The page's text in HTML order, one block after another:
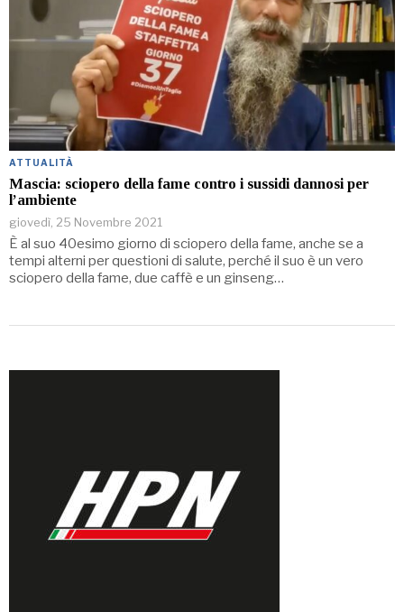
ATTUALITÀ
Mascia: sciopero della fame contro i sussidi dannosi per
l’ambiente
giovedì, 25 Novembre 2021
È al suo 40esimo giorno di sciopero della fame, anche se a
tempi alterni per questioni di salute, perché il suo è un vero
sciopero della fame, due caffè e un ginseng…